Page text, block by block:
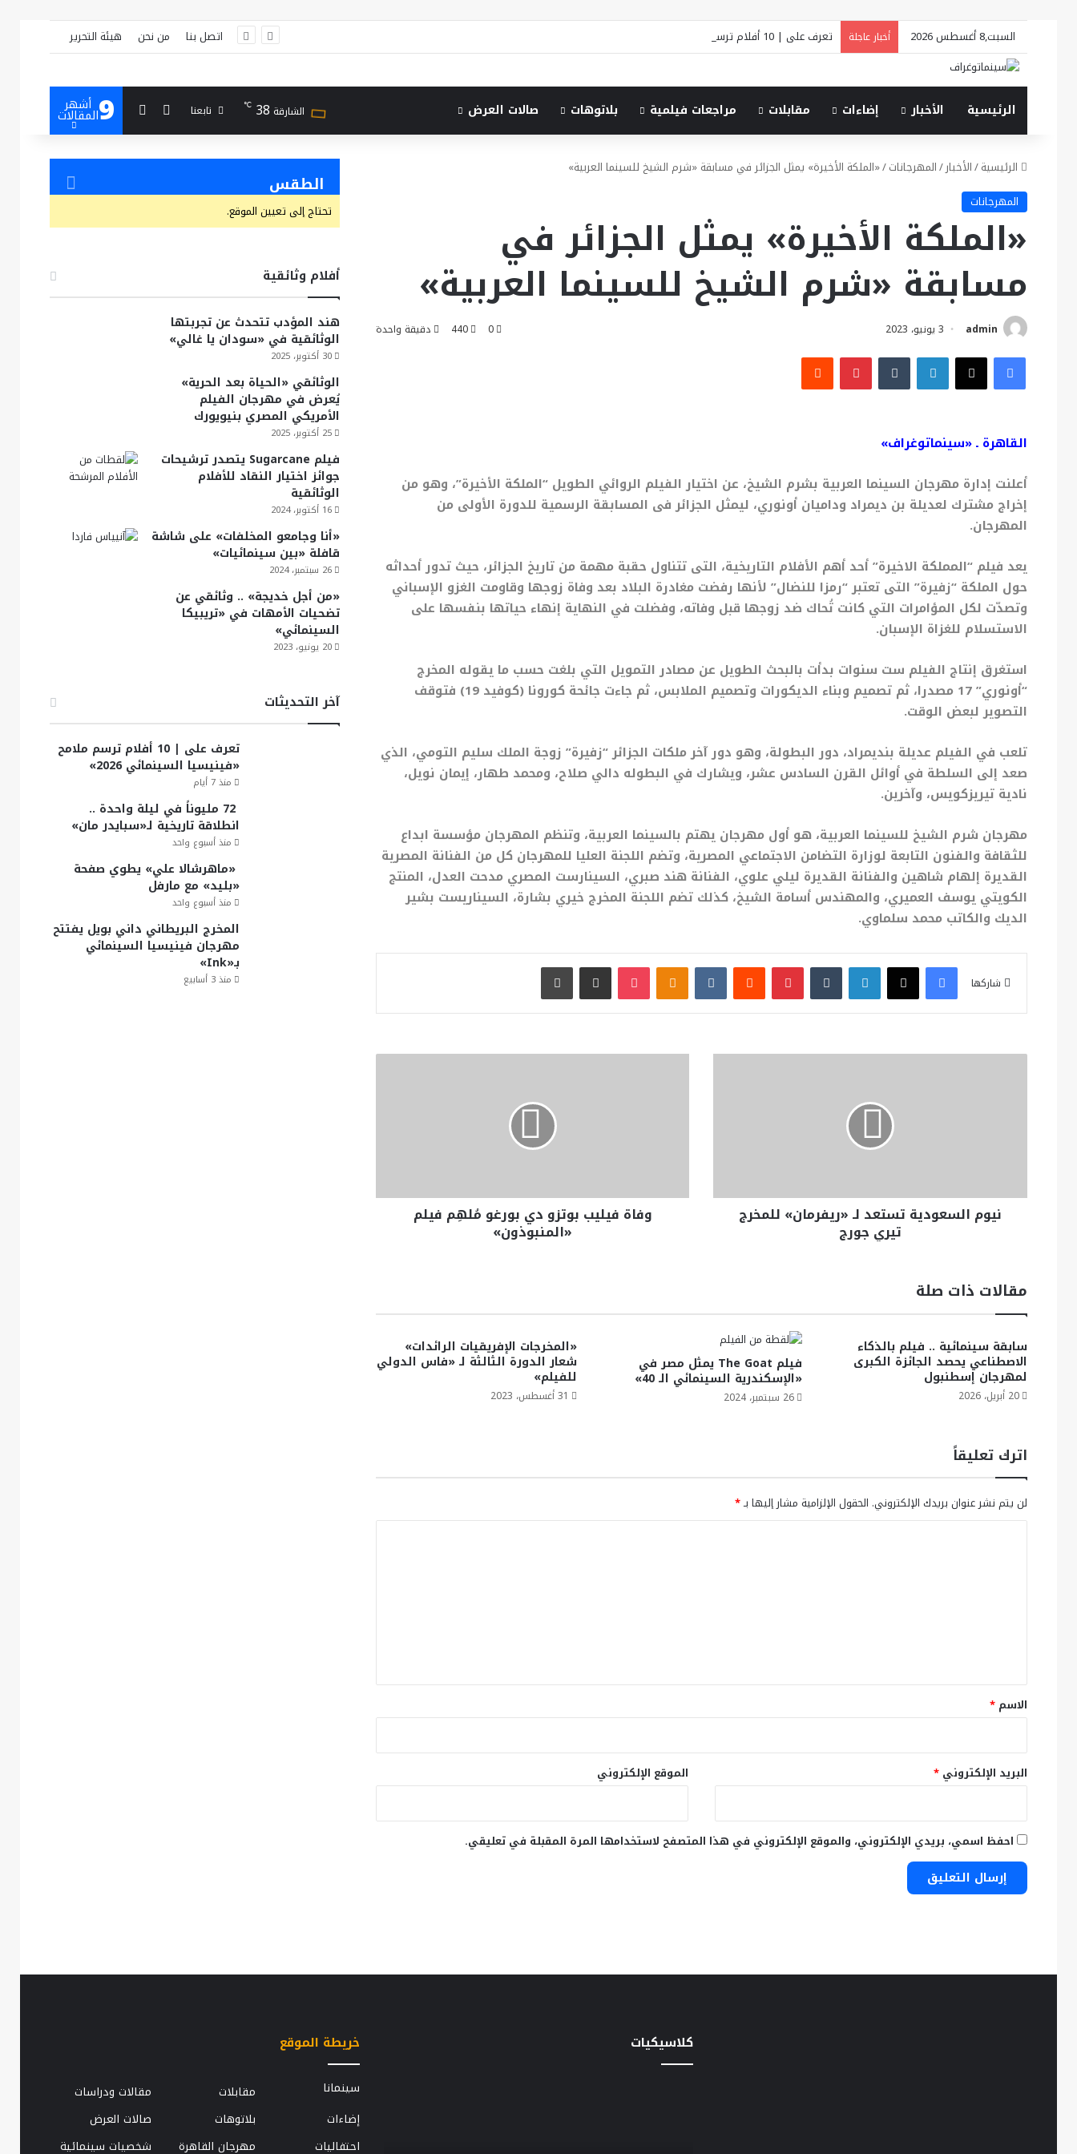
السبت,8 أغسطس 2026 أخبار عاجلة تعرف على | 10 أفلام ترسم ملامح «فينيسيا السينمائي 2026» اتصل بنا من نحن هيئة التحرير
الرئيسية الأخبار إضاءات مقابلات مراجعات فيلمية بلاتوهات صالات العرض الشارقة 38
℃ تابعنا إضافة عمود جانبي
بحث عن
9 أشهر
المقالات
الرئيسية/الأخبار/المهرجانات/«الملكة الأخيرة» يمثل الجزائر في مسابقة «شرم الشيخ للسينما العربية»
المهرجانات
«الملكة الأخيرة» يمثل الجزائر في
مسابقة «شرم الشيخ للسينما العربية»
admin 3 يونيو، 2023 0
440 دقيقة واحدة
فيسبوكX لينكدإن بينتيريست
القاهرة ـ «سينماتوغراف»
أعلنت إدارة مهرجان السينما العربية بشرم الشيخ، عن اختيار الفيلم الروائي الطويل “الملكة الأخيرة”، وهو من
إخراج مشترك لعديلة بن ديمراد وداميان أونوري، ليمثل الجزائر فى المسابقة الرسمية للدورة الأولى من
المهرجان.
يعد فيلم “المملكة الاخيرة” أحد أهم الأفلام التاريخية، التى تتناول حقبة مهمة من تاريخ الجزائر، حيث تدور أحداثه
حول الملكة “زفيرة” التى تعتبر “رمزا للنضال” لأنها رفضت مغادرة البلاد بعد وفاة زوجها وقاومت الغزو الإسباني
وتصدّت لكل المؤامرات التي كانت تُحاك ضد زوجها قبل وفاته، وفضلت في النهاية إنهاء حياتها بنفسها على
الاستسلام للغزاة الإسبان.
استغرق إنتاج الفيلم ست سنوات بدأت بالبحث الطويل عن مصادر التمويل التي بلغت حسب ما يقوله المخرج
“أونوري” 17 مصدرا، ثم تصميم وبناء الديكورات وتصميم الملابس، ثم جاءت جائحة كورونا (كوفيد 19) فتوقف
التصوير لبعض الوقت.
تلعب في الفيلم عديلة بنديمراد، دور البطولة، وهو دور آخر ملكات الجزائر “زفيرة” زوجة الملك سليم التومي، الذي
صعد إلى السلطة في أوائل القرن السادس عشر، ويشارك في البطوله دالي صلاح، ومحمد طهار، إيمان نويل،
نادية تيريزكويس، وآخرين.
مهرجان شرم الشيخ للسينما العربية، هو أول مهرجان يهتم بالسينما العربية، وتنظم المهرجان مؤسسة ابداع
للثقافة والفنون التابعة لوزارة التضامن الاجتماعي المصرية، وتضم اللجنة العليا للمهرجان كل من الفنانة المصرية
القديرة إلهام شاهين والفنانة القديرة ليلي علوي، الفنانة هند صبري، السينارست المصري مدحت العدل، المنتج
الكويتي يوسف العميري، والمهندس أسامة الشيخ، كذلك تضم اللجنة المخرج خيري بشارة، السيناريست بشير
الديك والكاتب محمد سلماوي.
شاركها
فيسبوكX لينكدإن بينتيريست Odnoklassniki
بوكيت مشاركة عبر البريد طباعة
نيوم السعودية تستعد لـ «ريفرمان» للمخرج
تيري جورج
وفاة فيليب بوتزو دي بورغو مُلهِم فيلم
«المنبوذون»
مقالات ذات صلة
سابقة سينمائية .. فيلم بالذكاء
الاصطناعي يحصد الجائزة الكبرى
لمهرجان إسطنبول
20 أبريل، 2026
فيلم The Goat يمثل مصر في
«الإسكندرية السينمائي الـ 40»
26 سبتمبر، 2024
«المخرجات الإفريقيات الرائدات»
شعار الدورة الثالثة لـ «فاس الدولي
للفيلم»
31 أغسطس، 2023
اترك تعليقاً
لن يتم نشر عنوان بريدك الإلكتروني. الحقول الإلزامية مشار إليها بـ*
*
الاسم *
البريد الإلكتروني * الموقع الإلكتروني
احفظ اسمي، بريدي الإلكتروني، والموقع الإلكتروني في هذا المتصفح لاستخدامها المرة المقبلة في تعليقي.
الطقس
تحتاج إلى تعيين الموقع.
أفلام وثائقية
هند المؤدب تتحدث عن تجربتها
الوثائقية في «سودان يا غالي»
30 أكتوبر، 2025
الوثائقي «الحياة بعد الحرية»
يُعرض في مهرجان الفيلم
الأمريكي المصري بنيويورك
25 أكتوبر، 2025
فيلم Sugarcane يتصدر ترشيحات
جوائز اختيار النقاد للأفلام
الوثائقية
16 أكتوبر، 2024
«أنا وجامعو المخلفات» على شاشة
قافلة «بين سينمائيات»
26 سبتمبر، 2024
«من أجل خديجة» .. وثائقي عن
تضحيات الأمهات في «تريبيكا
السينمائي»
20 يونيو، 2023
آخر التحديثات
تعرف على | 10 أفلام ترسم ملامح
«فينيسيا السينمائي 2026»
منذ 7 أيام
72 مليوناً في ليلة واحدة ..
انطلاقة تاريخية لـ«سبايدر مان»
منذ أسبوع واحد
«ماهرشالا علي» يطوي صفحة
«بليد» مع مارفل
منذ أسبوع واحد
المخرج البريطاني داني بويل يفتتح
مهرجان فينيسيا السينمائي
بـ«Ink»
منذ 3 أسابيع
كلاسيكيات
كلاسيكيات
حزينة
خريطة الموقع
سينمانا مقابلات
مقالات ودراسات
إضاءات
بلاتوهات
صالات العرض
احتفاليات
مهرجان القاهرة شخصيات سينمائية